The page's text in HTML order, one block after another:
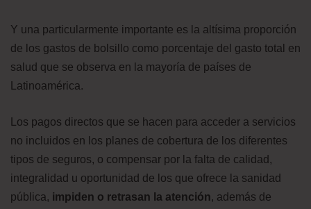
Y una particularmente importante es la altísima proporción
de los gastos de bolsillo como porcentaje del gasto total en
salud que se observa en la mayoría de países de
Latinoamérica.
Los pagos directos que se hacen para acceder a servicios
no incluidos en los planes de cobertura de los diferentes
tipos de seguros, o compensar por la falta de calidad,
integralidad u oportunidad de los que ofrece la sanidad
pública, impiden o retrasan la atención, además de